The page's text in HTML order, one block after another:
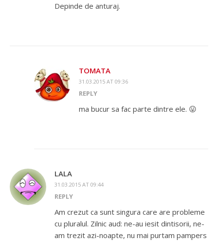
Depinde de anturaj.
TOMATA
31.03.2015 AT 09:36
REPLY
ma bucur sa fac parte dintre ele. 😛
LALA
31.03.2015 AT 09:44
REPLY
Am crezut ca sunt singura care are probleme
cu pluralul. Zilnic aud: ne-au iesit dintisorii, ne-
am trezit azi-noapte, nu mai purtam pampers